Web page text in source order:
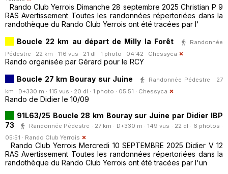
Rando Club Yerrois Dimanche 28 septembre 2025 Christian P 9
RAS Avertissement Toutes les randonnées répertoriées dans la
randothèque du Rando Club Yerrois ont été tracées par l'
Boucle 22 km au départ de Milly la Forêt
Randonnée
Pédestre · 22 km · 116 vus · 21 dl · 1 photo · 04:42 · Chessyca
Rando organisée par Gérard pour le RCY
Boucle 27 km Bouray sur Juine
Randonnée Pédestre · 27
km · D+330 m · 115 vus · 20 dl · 1 photo · 05:51 · Chessyca
Rando de Didier le 10/09
91L63/25 Boucle 28 km Bouray sur Juine par Didier IBP
73
Randonnée Pédestre · 27 km · D+330 m · 149 vus · 22 dl · 6 photos ·
05:51 · Rando Club Yerrois
Rando Club Yerrois Mercredi 10 SEPTEMBRE 2025 Didier V 12
RAS Avertissement Toutes les randonnées répertoriées dans la
randothèque du Rando Club Yerrois ont été tracées par l'un